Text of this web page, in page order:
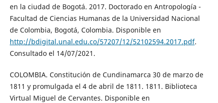
en la ciudad de Bogotá. 2017. Doctorado en Antropología -
Facultad de Ciencias Humanas de la Universidad Nacional
de Colombia, Bogotá, Colombia. Disponible en
http://bdigital.unal.edu.co/57207/12/52102594.2017.pdf.
Consultado el 14/07/2021.
COLOMBIA. Constitución de Cundinamarca 30 de marzo de
1811 y promulgada el 4 de abril de 1811. 1811. Biblioteca
Virtual Miguel de Cervantes. Disponible en